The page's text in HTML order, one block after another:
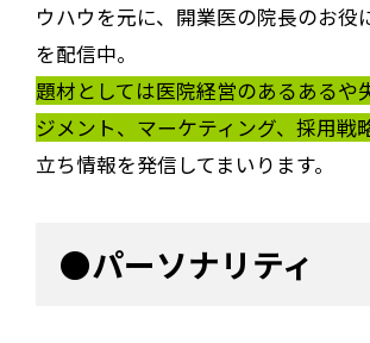
ウハウを元に、開業医の院長のお役
を配信中。
題材としては医院経営のあるあるや
ジメント、マーケティング、採用戦
立ち情報を発信してまいります。
●パーソナリティ